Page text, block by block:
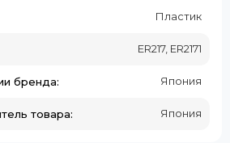
Пластик
ER217, ER2171
бренда: Япония
товара: Япония